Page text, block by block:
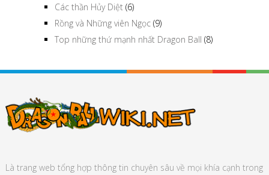
Các thần Hủy Diệt (6)
Rồng và Những viên Ngọc (9)
Top những thứ mạnh nhất Dragon Ball (8)
Là trang web tổng hợp thông tin chuyên sâu về mọi khía cạnh trong